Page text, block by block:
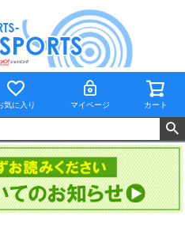
気に入り マイページ カート